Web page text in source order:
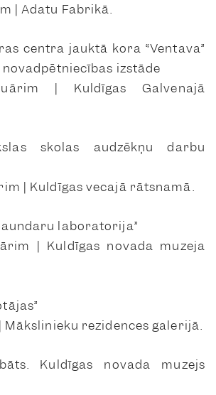
| Adatu Fabrikā.
centra jauktā kora “Ventava”
izstāde
| Kuldīgas Galvenajā
skolas audzēkņu darbu
| Kuldīgas vecajā rātsnamā.
laboratorija”
| Kuldīgas novada muzeja
Mākslinieku rezidences galerijā.
Kuldīgas novada muzejs